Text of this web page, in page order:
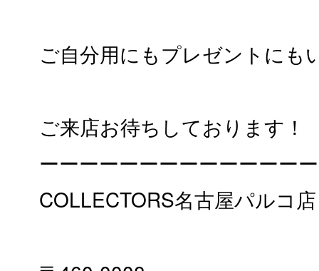
ご自分用にもプレゼントにも
ご来店お待ちしております！
ーーーーーーーーーーーーー
COLLECTORS名古屋パルコ店